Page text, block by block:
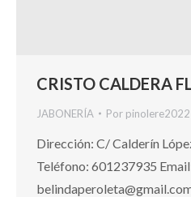
CRISTO CALDERA
JABONERÍA Por pinolere2022
Dirección: C/ Calderín
Teléfono: 601237935